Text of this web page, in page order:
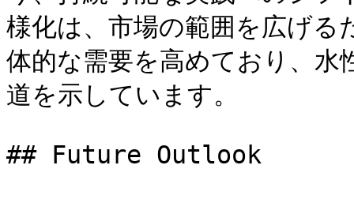
様化は、市場の範囲を広げる
体的な需要を高めており、水
道を示しています。
## Future Outlook